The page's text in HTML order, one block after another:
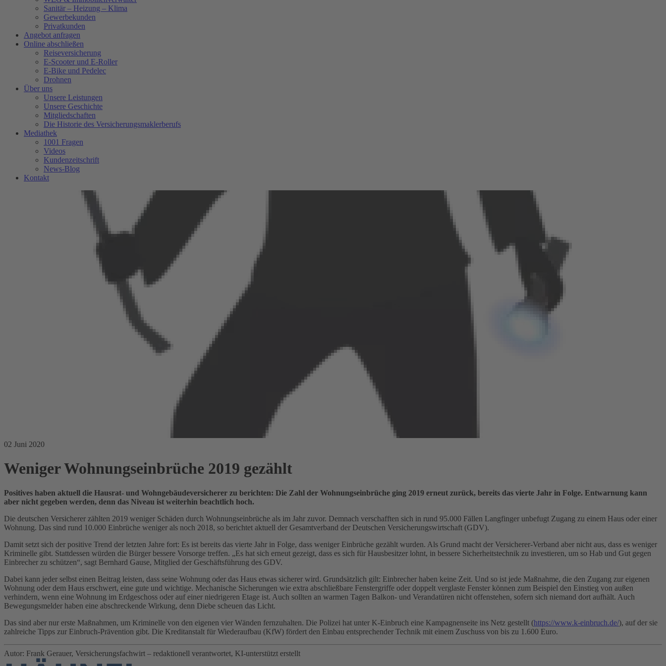
Sanitär – Heizung – Klima
Gewerbekunden
Privatkunden
Angebot anfragen
Online abschließen
Reiseversicherung
E-Scooter und E-Roller
E-Bike und Pedelec
Drohnen
Über uns
Unsere Leistungen
Unsere Geschichte
Mitgliedschaften
Die Historie des Versicherungsmaklerberufs
Mediathek
1001 Fragen
Videos
Kundenzeitschrift
News-Blog
Kontakt
02 Juni 2020
Weniger Wohnungseinbrüche 2019 gezählt
Positives haben aktuell die Hausrat- und Wohngebäudeversicherer zu berichten: Die Zahl der Wohnungseinbrüche ging 2019 erneut zurück, bereits das vierte Jahr in Folge. Entwarnung kann
aber nicht gegeben werden, denn das Niveau ist weiterhin beachtlich hoch.
Die deutschen Versicherer zählten 2019 weniger Schäden durch Wohnungseinbrüche als im Jahr zuvor. Demnach verschafften sich in rund 95.000 Fällen Langfinger unbefugt Zugang zu einem Haus oder einer
Wohnung. Das sind rund 10.000 Einbrüche weniger als noch 2018, so berichtet aktuell der Gesamtverband der Deutschen Versicherungswirtschaft (GDV).
Damit setzt sich der positive Trend der letzten Jahre fort: Es ist bereits das vierte Jahr in Folge, dass weniger Einbrüche gezählt wurden. Als Grund macht der Versicherer-Verband aber nicht aus, dass es weniger
Kriminelle gibt. Stattdessen würden die Bürger bessere Vorsorge treffen. „Es hat sich erneut gezeigt, dass es sich für Hausbesitzer lohnt, in bessere Sicherheitstechnik zu investieren, um so Hab und Gut gegen
Einbrecher zu schützen“, sagt Bernhard Gause, Mitglied der Geschäftsführung des GDV.
Dabei kann jeder selbst einen Beitrag leisten, dass seine Wohnung oder das Haus etwas sicherer wird. Grundsätzlich gilt: Einbrecher haben keine Zeit. Und so ist jede Maßnahme, die den Zugang zur eigenen
Wohnung oder dem Haus erschwert, eine gute und wichtige. Mechanische Sicherungen wie extra abschließbare Fenstergriffe oder doppelt verglaste Fenster können zum Beispiel den Einstieg von außen
verhindern, wenn eine Wohnung im Erdgeschoss oder auf einer niedrigeren Etage ist. Auch sollten an warmen Tagen Balkon- und Verandatüren nicht offenstehen, sofern sich niemand dort aufhält. Auch
Bewegungsmelder haben eine abschreckende Wirkung, denn Diebe scheuen das Licht.
Das sind aber nur erste Maßnahmen, um Kriminelle von den eigenen vier Wänden fernzuhalten. Die Polizei hat unter K-Einbruch eine Kampagnenseite ins Netz gestellt (https://www.k-einbruch.de/), auf der sie
zahlreiche Tipps zur Einbruch-Prävention gibt. Die Kreditanstalt für Wiederaufbau (KfW) fördert den Einbau entsprechender Technik mit einem Zuschuss von bis zu 1.600 Euro.
Autor: Frank Gerauer, Versicherungsfachwirt – redaktionell verantwortet, KI-unterstützt erstellt